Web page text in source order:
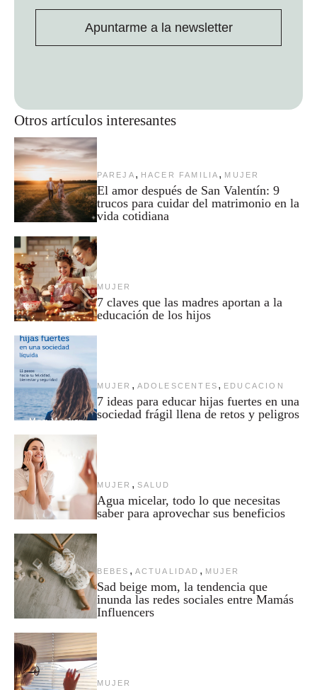
Otros artículos interesantes
PAREJA , HACER FAMILIA , MUJER
El amor después de San Valentín: 9
trucos para cuidar del matrimonio en la
vida cotidiana
MUJER
7 claves que las madres aportan a la
educación de los hijos
MUJER , ADOLESCENTES , EDUCACION
7 ideas para educar hijas fuertes en una
sociedad frágil llena de retos y peligros
MUJER , SALUD
Agua micelar, todo lo que necesitas
saber para aprovechar sus beneficios
BEBES , ACTUALIDAD , MUJER
Sad beige mom, la tendencia que
inunda las redes sociales entre Mamás
Influencers
MUJER
Apuntarme a la newsletter